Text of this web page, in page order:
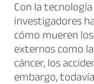
Con la
investigadores
cómo mueren
externos como
cáncer, los
embargo,